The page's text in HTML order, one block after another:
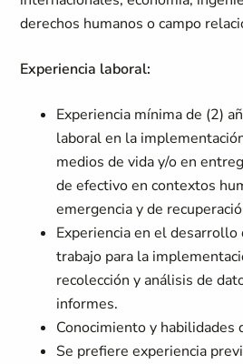
derechos humanos o campo
Experiencia laboral:
Experiencia mínima de (2)
laboral en la
medios de vida y/o en
de efectivo en contextos
emergencia y de
Experiencia en el desarrollo
trabajo para la
recolección y análisis de
informes.
Conocimiento y habilidades
Se prefiere experiencia